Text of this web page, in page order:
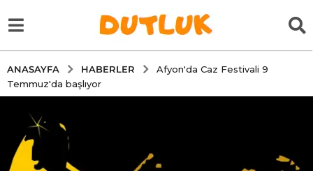
ANASAYFA HABERLER
Afyon'da Caz Festivali 9
Temmuz'da başlıyor